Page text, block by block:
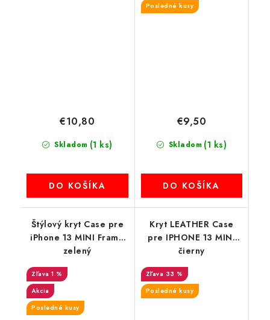
Skladom (1 ks)
€10,80
DO KOŠÍKA
Posledné kusy
Skladom (1 ks)
€9,50
DO KOŠÍKA
Štýlový kryt Case pre
iPhone 13 MINI Frame
zelený
1 %
Akcia
Posledné kusy
Kryt LEATHER Case
pre IPHONE 13 MINI
čierny
33 %
Posledné kusy